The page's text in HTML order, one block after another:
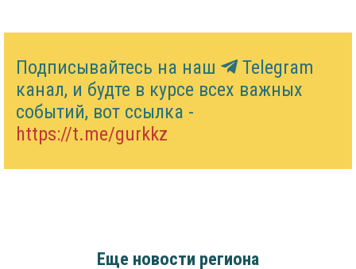
Подписывайтесь на наш
Telegram
канал, и будте в курсе всех важных
событий, вот ссылка -
https://t.me/gurkkz
Еще новости региона